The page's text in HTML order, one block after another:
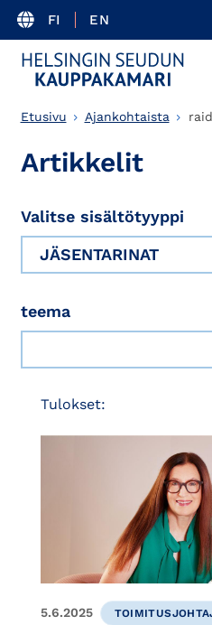
FI EN
Etusivu Ajankohtaista
Artikkelit
Valitse sisältötyyppi
teema
Tulokset:
5.6.2025